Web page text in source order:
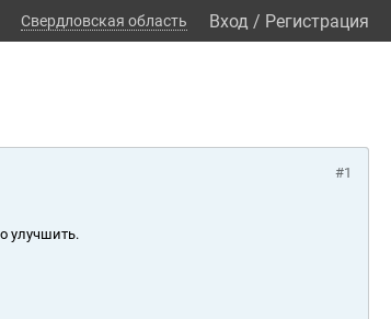
Свердловская область Вход / Регистрация
#1
улучшить.